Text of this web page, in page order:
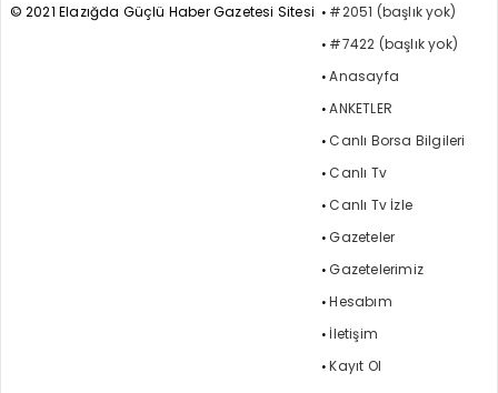
© 2021 Elazığda Güçlü Haber Gazetesi Sitesi
#2051 (başlık yok)
#7422 (başlık yok)
Anasayfa
ANKETLER
Canlı Borsa Bilgileri
Canlı Tv
Canlı Tv İzle
Gazeteler
Gazetelerimiz
Hesabım
İletişim
Kayıt Ol